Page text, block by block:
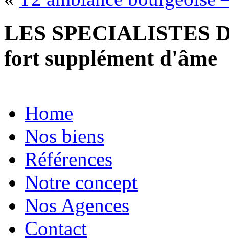
LES SPECIALISTES
fort supplément d'âme
Home
Nos biens
Références
Notre concept
Nos Agences
Contact